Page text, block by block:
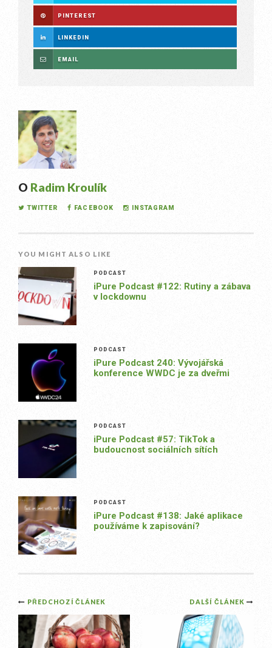
PINTEREST
LINKEDIN
EMAIL
O Radim Kroulík
TWITTER FACEBOOK INSTAGRAM
YOU MIGHT ALSO LIKE
PODCAST
iPure Podcast #122: Rutiny a zábava
v lockdownu
PODCAST
iPure Podcast 240: Vývojářská
konference WWDC je za dveřmi
PODCAST
iPure Podcast #57: TikTok a
budoucnost sociálních sítích
PODCAST
iPure Podcast #138: Jaké aplikace
používáme k zapisování?
Post
navigation
DALŠÍ ČLÁNEK
PŘEDCHOZÍ ČLÁNEK